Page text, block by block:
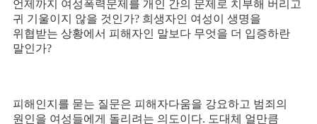
언제까지 여성폭력문제를 개인 간의 문제로 치부해 버리고
귀 기울이지 않을 것인가? 희생자인 여성이 생명을
위협받는 상황에서 피해자인 말보다 무엇을 더 입증하란
말인가?
피해인지를 묻는 질문은 피해자다움을 강요하고 범죄의
원인을 여성들에게 돌리려는 의도이다. 도대체 얼만큼